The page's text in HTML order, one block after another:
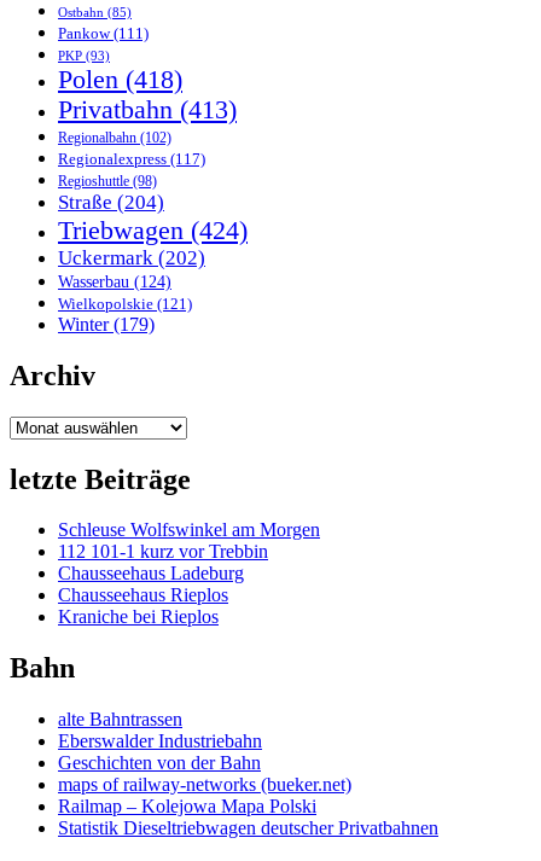
Ostbahn (85)
Pankow(111)
PKP (93)
Polen (418)
Privatbahn (413)
Regionalbahn (102)
Regionalexpress (117)
Regioshuttle (98)
Straße (204)
Triebwagen (424)
Uckermark (202)
Wasserbau (124)
Wielkopolskie (121)
Winter(179)
Archiv
Archiv
letzte Beiträge
Schleuse Wolfswinkel am Morgen
112 101-1 kurz vor Trebbin
Chausseehaus Ladeburg
Chausseehaus Rieplos
Kraniche bei Rieplos
Bahn
alte Bahntrassen
Eberswalder Industriebahn
Geschichten von der Bahn
maps of railway-networks (bueker.net)
Railmap – Kolejowa Mapa Polski
Statistik Dieseltriebwagen deutscher Privatbahnen